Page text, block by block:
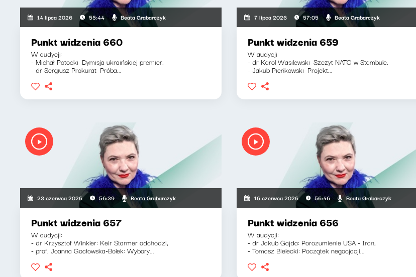
14 lipca 2026 55:44 Beata Grabarczyk
Punkt widzenia 660
W audycji:
- Michał Potocki: Dymisja ukraińskiej premier,
- dr Sergiusz Prokurat: Próba...
7 lipca 2026 57:05 Beata Grabarczyk
Punkt widzenia 659
W audycji:
- dr Karol Wasilewski: Szczyt NATO w Stambule,
- Jakub Pieńkowski: Projekt...
23 czerwca 2026 56:39 Beata Grabarczyk
Punkt widzenia 657
W audycji:
- dr Krzysztof Winkler: Keir Starmer odchodzi,
- prof. Joanna Gocłowska-Bolek: Wybory...
16 czerwca 2026 56:46 Beata Grabarczyk
Punkt widzenia 656
W audycji:
- dr Jakub Gajda: Porozumienie USA - Iran,
- Tomasz Bielecki: Początek negocjacji...